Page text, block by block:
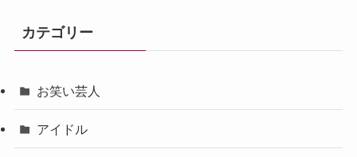
カテゴリー
お笑い芸人
アイドル